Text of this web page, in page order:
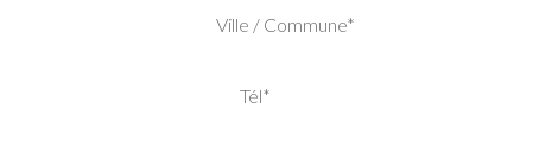
Ville / Commune*
Tél*